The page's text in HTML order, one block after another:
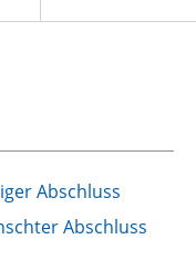
Abschluss
Abschluss